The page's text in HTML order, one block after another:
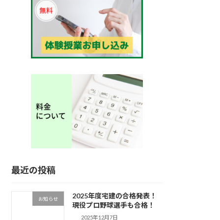
最近の投稿
お知らせ
2025年度宅建の合格発表！
現役プロ野球選手も合格！
2025年12月7日